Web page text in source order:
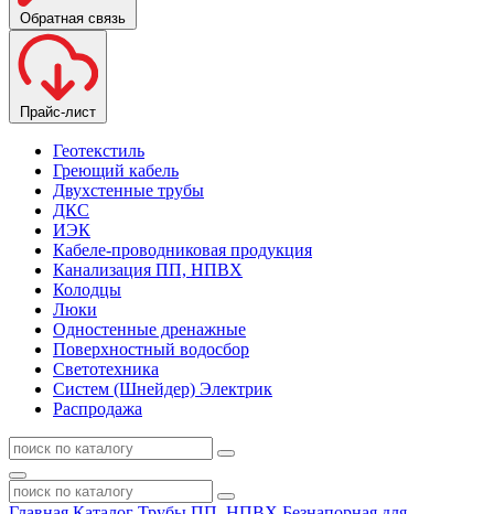
Обратная связь
Прайс-лист
Геотекстиль
Греющий кабель
Двухстенные трубы
ДКС
ИЭК
Кабеле-проводниковая продукция
Канализация ПП, НПВХ
Колодцы
Люки
Одностенные дренажные
Поверхностный водосбор
Светотехника
Систем (Шнейдер) Электрик
Распродажа